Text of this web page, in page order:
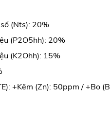
(Nts): 20%
(P2O5hh): 20%
(K2Ohh): 15%
+Kẽm (Zn): 50ppm / +Bo